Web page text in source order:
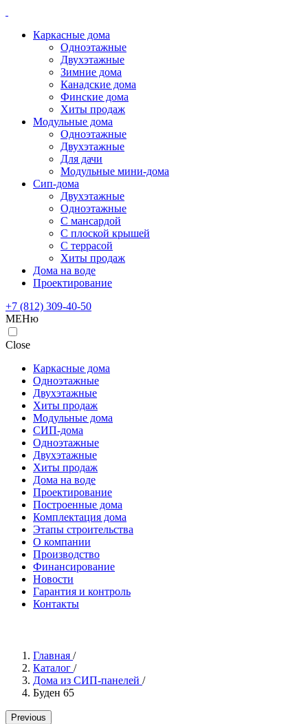
Каркасные дома
Одноэтажные
Двухэтажные
Зимние дома
Канадские дома
Финские дома
Хиты продаж
Модульные дома
Одноэтажные
Двухэтажные
Для дачи
Модульные мини-дома
Сип-дома
Двухэтажные
Одноэтажные
С мансардой
С плоской крышей
С террасой
Хиты продаж
Дома на воде
Проектирование
+7 (812) 309-40-50
МЕНю
Close
Каркасные дома
Одноэтажные
Двухэтажные
Хиты продаж
Модульные дома
СИП-дома
Одноэтажные
Двухэтажные
Хиты продаж
Дома на воде
Проектирование
Построенные дома
Комплектация дома
Этапы строительства
О компании
Производство
Финансирование
Новости
Гарантия и контроль
Контакты
Главная /
Каталог /
Дома из СИП-панелей /
Буден 65
Previous